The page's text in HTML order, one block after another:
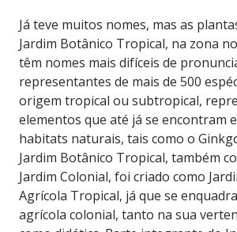
Já teve muitos nomes, mas as
Jardim Botânico Tropical, na zona
têm nomes mais difíceis de
representantes de mais de 500
origem tropical ou subtropical,
elementos que até já se encontram
habitats naturais, tais como o
Jardim Botânico Tropical, também
Jardim Colonial, foi criado como
Agrícola Tropical, já que se
agrícola colonial, tanto na sua